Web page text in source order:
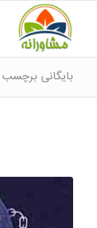
بایگانی برچسب